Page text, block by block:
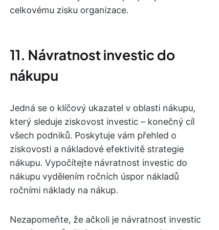
celkovému zisku organizace.
11. Návratnost investic do
nákupu
Jedná se o klíčový ukazatel v oblasti nákupu,
který sleduje ziskovost investic – konečný cíl
všech podniků. Poskytuje vám přehled o
ziskovosti a nákladové efektivitě strategie
nákupu. Vypočítejte návratnost investic do
nákupu vydělením ročních úspor nákladů
ročními náklady na nákup.
Nezapomeňte, že ačkoli je návratnost investic